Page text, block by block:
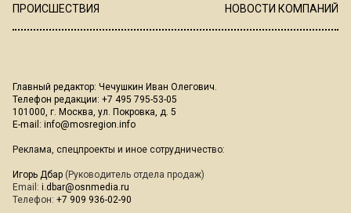
ПРОИСШЕСТВИЯ
НОВОСТИ КОМПАНИЙ
Главный редактор: Чечушкин Иван Олегович.
Телефон редакции: +7 495 795-53-05
101000, г. Москва, ул. Покровка, д. 5
E-mail: info@mosregion.info
Реклама, спецпроекты и иное сотрудничество:
Игорь Дбар (Руководитель отдела продаж)
Email: i.dbar@osnmedia.ru
Телефон: +7 909 936-02-90